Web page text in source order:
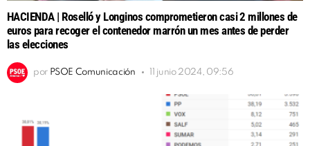
HACIENDA | Roselló y Longinos comprometieron casi 2 millones de
euros para recoger el contenedor marrón un mes antes de perder
las elecciones
por PSOE Comunicación 11 junio 2024, 09:56